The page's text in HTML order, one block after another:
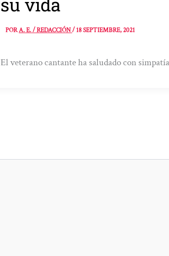
PORA. E. / REDACCIÓN/18 SEPTIEMBRE, 2021
El veterano cantante ha saludado con